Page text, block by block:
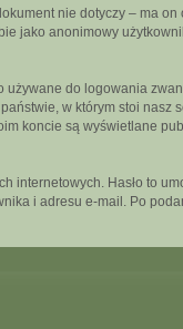
nie dotyczy – ma
anonimowy
do logowania
w którym stoi
koncie są wyświetlane
Hasło to
i adresu e-mail. Po